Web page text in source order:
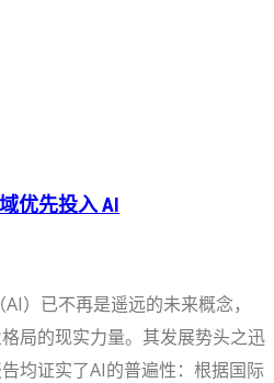
优先投入 AI
）已不再是遥远的未来概念，
局的现实力量。其发展势头之迅
均证实了AI的普遍性：根据国际